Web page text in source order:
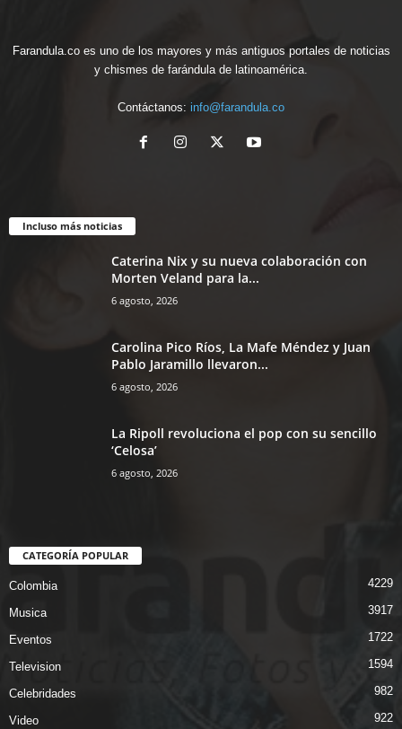
Farandula.co es uno de los mayores y más antiguos portales de noticias
y chismes de farándula de latinoamérica.
Contáctanos: info@farandula.co
Incluso más noticias
Caterina Nix y su nueva colaboración con
Morten Veland para la...
6 agosto, 2026
Carolina Pico Ríos, La Mafe Méndez y Juan
Pablo Jaramillo llevaron...
6 agosto, 2026
La Ripoll revoluciona el pop con su sencillo
‘Celosa’
6 agosto, 2026
CATEGORÍA POPULAR
Colombia 4229
Musica 3917
Eventos 1722
Television 1594
Celebridades 982
Video 922